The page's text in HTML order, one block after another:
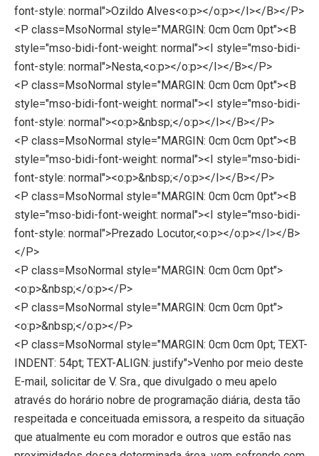
font-style: normal">Ozildo Alves<o:p></o:p></I></B></P>
<P class=MsoNormal style="MARGIN: 0cm 0cm 0pt"><B
style="mso-bidi-font-weight: normal"><I style="mso-bidi-
font-style: normal">Nesta,<o:p></o:p></I></B></P>
<P class=MsoNormal style="MARGIN: 0cm 0cm 0pt"><B
style="mso-bidi-font-weight: normal"><I style="mso-bidi-
font-style: normal"><o:p>&nbsp;</o:p></I></B></P>
<P class=MsoNormal style="MARGIN: 0cm 0cm 0pt"><B
style="mso-bidi-font-weight: normal"><I style="mso-bidi-
font-style: normal"><o:p>&nbsp;</o:p></I></B></P>
<P class=MsoNormal style="MARGIN: 0cm 0cm 0pt"><B
style="mso-bidi-font-weight: normal"><I style="mso-bidi-
font-style: normal">Prezado Locutor,<o:p></o:p></I></B>
</P>
<P class=MsoNormal style="MARGIN: 0cm 0cm 0pt">
<o:p>&nbsp;</o:p></P>
<P class=MsoNormal style="MARGIN: 0cm 0cm 0pt">
<o:p>&nbsp;</o:p></P>
<P class=MsoNormal style="MARGIN: 0cm 0cm 0pt; TEXT-
INDENT: 54pt; TEXT-ALIGN: justify">Venho por meio deste
E-mail, solicitar de V. Sra., que divulgado o meu apelo
através do horário nobre de programação diária, desta tão
respeitada e conceituada emissora, a respeito da situação
que atualmente eu com morador e outros que estão nas